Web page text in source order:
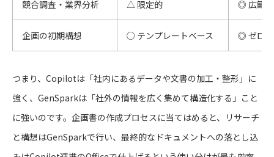
競合調査・業界分析 △ 限定的 ◎ 広範
企画の初期構想 ○ テンプレートベース ◎ ゼロ
つまり、Copilotは「社内にあるデータや文書の加工・整形」に
強く、GenSparkは「社外の情報を広く集めて構造化する」こと
に強いのです。企画書の作成プロセスに当てはめると、リサーチ
と構想はGenSparkで行い、最終的なドキュメントへの落とし込